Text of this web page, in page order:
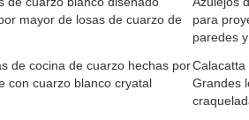
mayor de losas de cuarzo de
para
paredes
de cocina de cuarzo hechas por
con cuarzo blanco cryatal
Calacatta
Grandes